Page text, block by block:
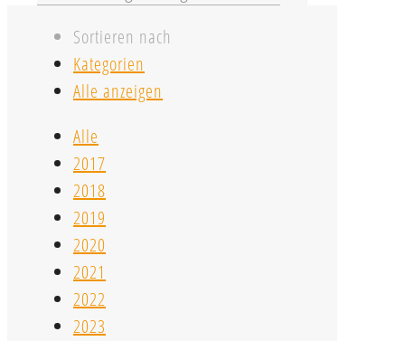
Sortieren nach
Kategorien
Alle anzeigen
Alle
2017
2018
2019
2020
2021
2022
2023